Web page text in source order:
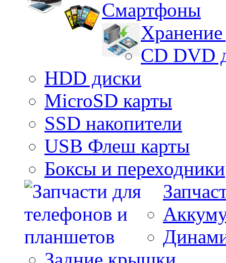
Смартфоны
CD DVD
HDD диски
MicroSD карты
SSD накопители
USB Флеш карты
Боксы и переходники